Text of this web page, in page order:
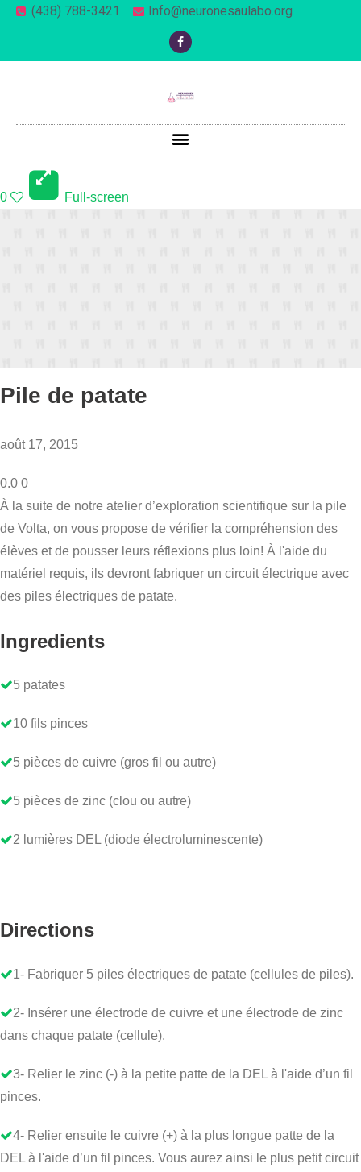
(438) 788-3421 Info@neuronesaulabo.org
0 Full-screen
Pile de patate
août 17, 2015
0.0 0
À la suite de notre atelier d’exploration scientifique sur la pile
de Volta, on vous propose de vérifier la compréhension des
élèves et de pousser leurs réflexions plus loin! À l'aide du
matériel requis, ils devront fabriquer un circuit électrique avec
des piles électriques de patate.
Ingredients
5 patates
10 fils pinces
5 pièces de cuivre (gros fil ou autre)
5 pièces de zinc (clou ou autre)
2 lumières DEL (diode électroluminescente)
Directions
1- Fabriquer 5 piles électriques de patate (cellules de piles).
2- Insérer une électrode de cuivre et une électrode de zinc
dans chaque patate (cellule).
3- Relier le zinc (-) à la petite patte de la DEL à l'aide d’un fil
pinces.
4- Relier ensuite le cuivre (+) à la plus longue patte de la
DEL à l'aide d’un fil pinces. Vous aurez ainsi le plus petit circuit